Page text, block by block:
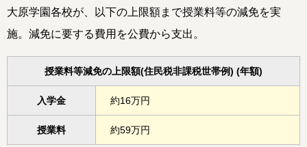
大原学園各校が、以下の上限額まで授業料等の減免を実
施。減免に要する費用を公費から支出。
授業料等減免の上限額(住民税非課税世帯例) (年額)
入学金 約16万円
授業料 約59万円